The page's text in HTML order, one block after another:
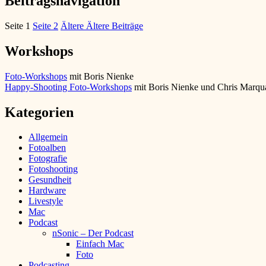
Seite 1 Seite 2 Ältere Ältere Beiträge
Workshops
Foto-Workshops mit Boris Nienke
Happy-Shooting Foto-Workshops mit Boris Nienke und Chris
Kategorien
Allgemein
Fotoalben
Fotografie
Fotoshooting
Gesundheit
Hardware
Livestyle
Mac
Podcast
nSonic – Der Podcast
Einfach Mac
Foto